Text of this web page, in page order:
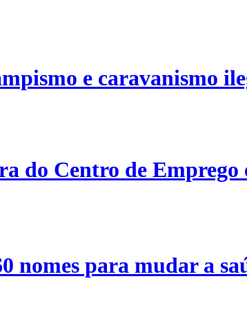
e caravanismo
do Centro de Emprego
nomes para mudar a